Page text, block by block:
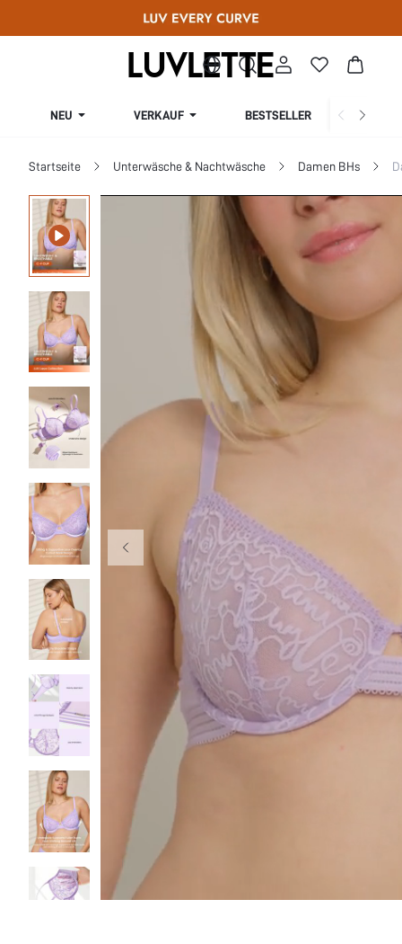
NEU VERKAUF BESTSELLER
Startseite Unterwäsche & Nachtwäsche Damen BHs